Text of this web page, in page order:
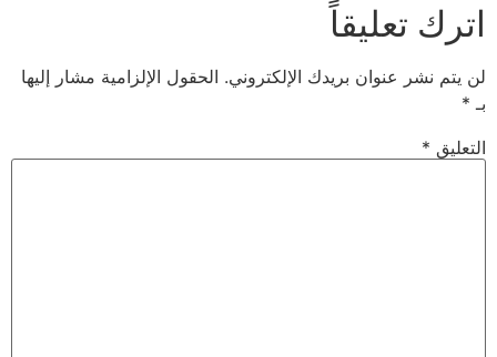
اترك تعليقاً
لن يتم نشر عنوان بريدك الإلكتروني. الحقول الإلزامية مشار إليها
بـ *
التعليق *